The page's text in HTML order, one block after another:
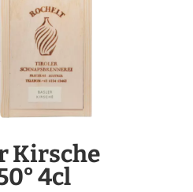
Kirsche
4cl